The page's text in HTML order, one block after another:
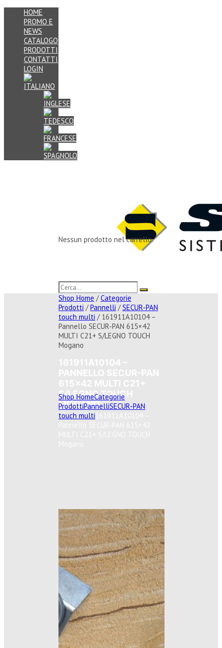
HOME
PROMO E
NEWS
CATALOGO
PRODOTTI
CONTATTI
LOGIN
Nessun prodotto nel carrello.
Shop Home /Categorie
Prodotti /Pannelli /SECUR-PAN
touch multi / 161911A10104 –
Pannello SECUR-PAN 615×42
MULTI C21+ S/LEGNO TOUCH
Mogano
S/LEGNO TOUCH
MOGANO
Shop HomeCategorie
ProdottiPannelliSECUR-PAN
touch multi